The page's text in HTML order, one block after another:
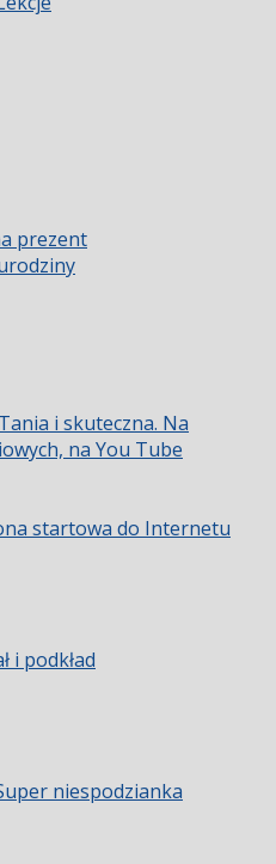
prezent
i skuteczna. Na
na You Tube
startowa do Internetu
i podkład
niespodzianka